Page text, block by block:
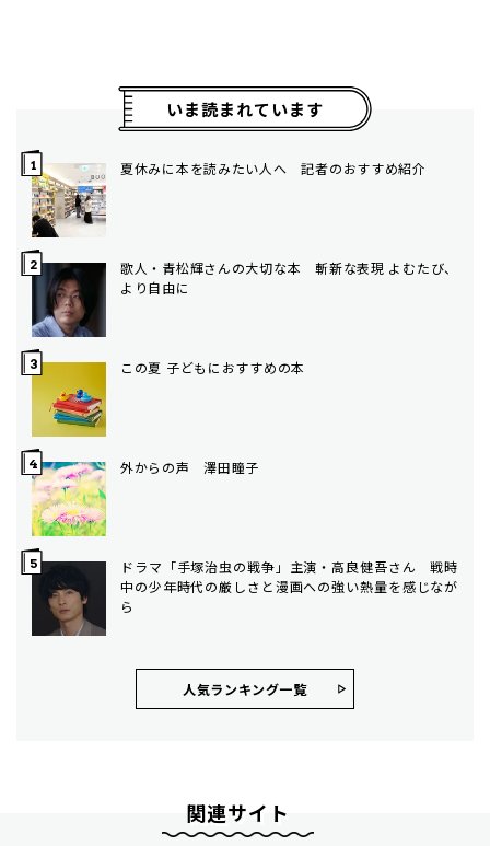
いま読まれています
夏休みに本を読みたい人へ 記者のおすすめ紹介
歌人・青松輝さんの大切な本 斬新な表現 よむたび、
より自由に
この夏 子どもにおすすめの本
外からの声 澤田瞳子
ドラマ「手塚治虫の戦争」主演・高良健吾さん 戦時
中の少年時代の厳しさと漫画への強い熱量を感じなが
ら
人気ランキング⼀覧
関連サイト